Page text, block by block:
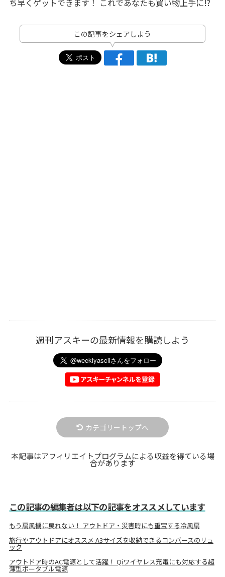
ち早くゲットできます！ これであなたも買い物上手に!?
この記事をシェアしよう
週刊アスキーの最新情報を購読しよう
カテゴリートップへ
本記事はアフィリエイトプログラムによる収益を得ている場
合があります
この記事の編集者は以下の記事をオススメしています
もう扇風機に戻れない！ アウトドア・災害時にも重宝する冷風扇
旅行やアウトドアにオススメ A3サイズを収納できるコンバースのリュ
ック
アウトドア時のAC電源として活躍！ Qiワイヤレス充電にも対応する超
薄型ポータブル電源